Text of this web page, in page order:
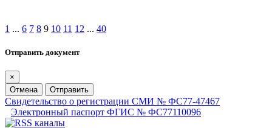
1 ... 6 7 8 9 10 11 12 ... 40
Отправить документ
×
Отмена
Отправить
Свидетельство о регистрации СМИ № ФС77-47467
Электронный паспорт ФГИС № ФС77110096